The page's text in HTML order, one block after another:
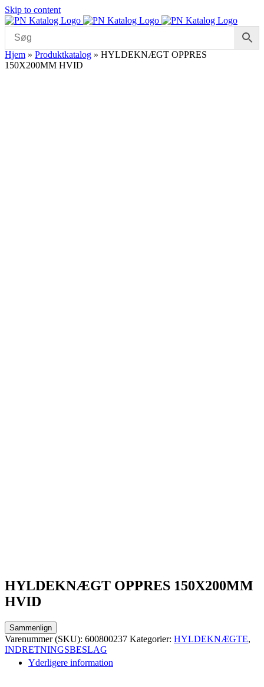
Skip to content
Hjem » Produktkatalog » HYLDEKNÆGT OPPRES
150X200MM HVID
HYLDEKNÆGT OPPRES 150X200MM
HVID
Sammenlign
Varenummer (SKU): 600800237 Kategorier: HYLDEKNÆGTE,
INDRETNINGSBESLAG
Yderligere information